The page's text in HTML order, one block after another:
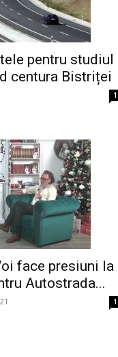
pentru studiul
centura Bistriței
1
face presiuni la
Autostrada...
1